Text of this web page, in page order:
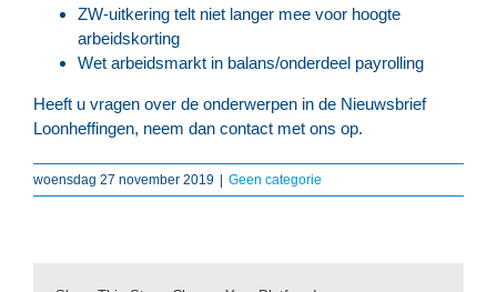
ZW-uitkering telt niet langer mee voor hoogte
arbeidskorting
Wet arbeidsmarkt in balans/onderdeel payrolling
Heeft u vragen over de onderwerpen in de Nieuwsbrief
Loonheffingen, neem dan contact met ons op.
woensdag 27 november 2019 | Geen categorie